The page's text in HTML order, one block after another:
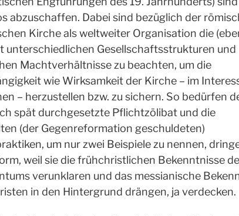
abzuschaffen. Dabei sind bezüglich der
Kirche als weltweiter Organisation die
unterschiedlichen Gesellschaftsstrukturen und
Machtverhältnisse zu beachten, um die
wie Wirksamkeit der Kirche – im
– herzustellen bzw. zu sichern. So bedürfen
spät durchgesetzte Pflichtzölibat und die
(der Gegenreformation geschuldeten)
um nur zwei Beispiele zu nennen,
weil sie die frühchristlichen Bekenntnisse
verunklaren und das messianische
in den Hintergrund drängen, ja verdecken.